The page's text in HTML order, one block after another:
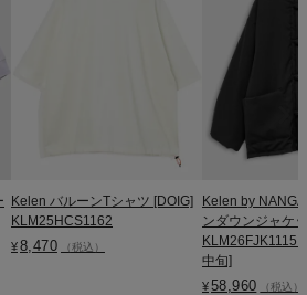
Kelen バルーンTシャツ [DOIG]
KLM25HCS1162
¥8,470 （税込）
Kelen by
ンダウンジャケ
KLM26FJK1115
中旬]
¥58,960 （税込）